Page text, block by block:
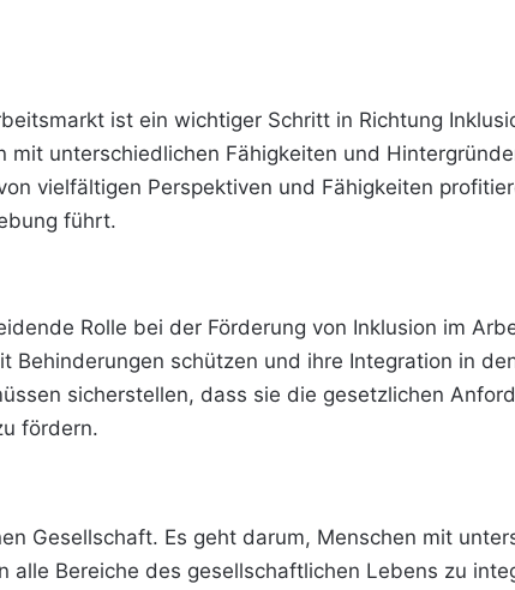
ist ein wichtiger Schritt in Richtung
unterschiedlichen Fähigkeiten und
vielfältigen Perspektiven und Fähigkeiten
führt.
Rolle bei der Förderung von Inklusion im
Behinderungen schützen und ihre Integration in
sicherstellen, dass sie die gesetzlichen
fördern.
Gesellschaft. Es geht darum, Menschen mit
Bereiche des gesellschaftlichen Lebens zu